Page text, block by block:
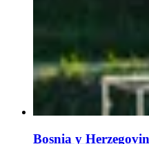
Bosnia y